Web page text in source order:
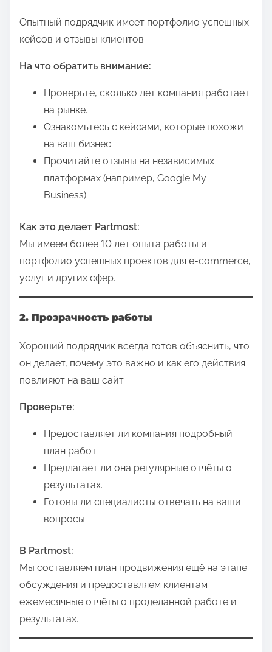
Опытный подрядчик имеет портфолио успешных
кейсов и отзывы клиентов.
На что обратить внимание:
Проверьте, сколько лет компания работает
на рынке.
Ознакомьтесь с кейсами, которые похожи
на ваш бизнес.
Прочитайте отзывы на независимых
платформах (например, Google My
Business).
Как это делает Partmost:
Мы имеем более 10 лет опыта работы и
портфолио успешных проектов для e-commerce,
услуг и других сфер.
2. Прозрачность работы
Хороший подрядчик всегда готов объяснить, что
он делает, почему это важно и как его действия
повлияют на ваш сайт.
Проверьте:
Предоставляет ли компания подробный
план работ.
Предлагает ли она регулярные отчёты о
результатах.
Готовы ли специалисты отвечать на ваши
вопросы.
В Partmost:
Мы составляем план продвижения ещё на этапе
обсуждения и предоставляем клиентам
ежемесячные отчёты о проделанной работе и
результатах.